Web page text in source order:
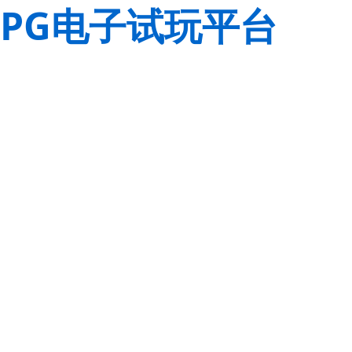
PG电子试玩平台